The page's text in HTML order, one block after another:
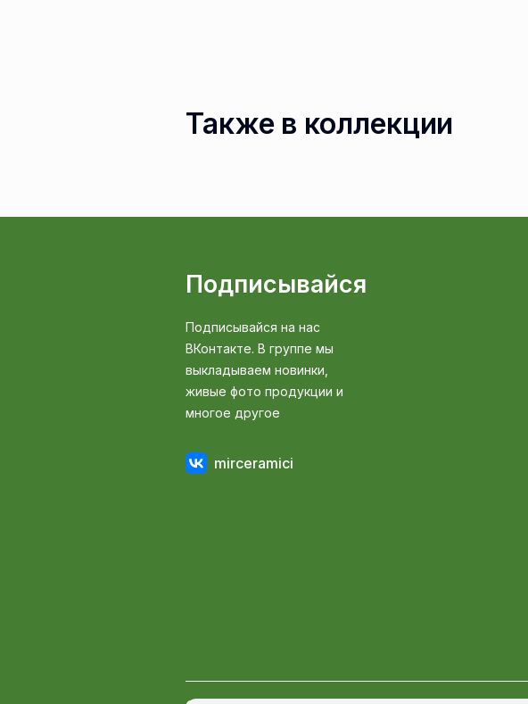
Также в коллекции
Подписывайся
Подписывайся на нас
ВКонтакте. В группе мы
выкладываем новинки,
живые фото продукции и
многое другое
mirceramici